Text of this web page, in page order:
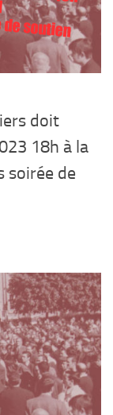
soutien
doit
18h à la
soirée de